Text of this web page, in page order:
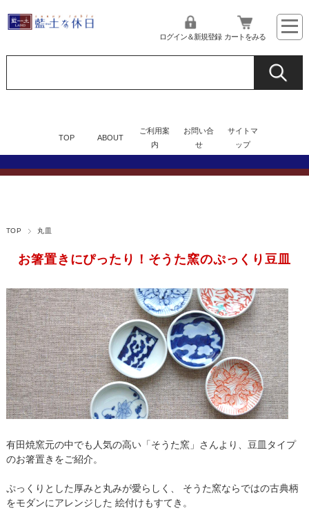
ログイン＆新規登録 カートをみる
TOP ABOUT
ご利用案
内
お問い合
せ
サイトマ
ップ
TOP 丸皿
お箸置きにぴったり！そうた窯のぷっくり豆皿
有田焼窯元の中でも人気の高い「そうた窯」さんより、豆皿タイプ
のお箸置きをご紹介。
ぷっくりとした厚みと丸みが愛らしく、 そうた窯ならではの古典柄
をモダンにアレンジした 絵付けもすてき。